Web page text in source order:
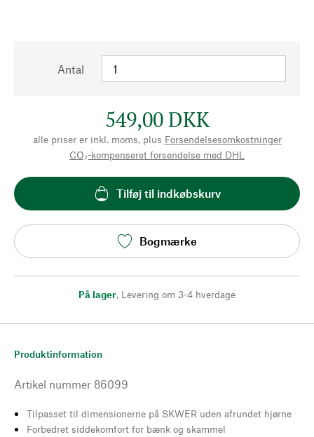
Antal
549,00 DKK
alle priser er inkl. moms, plus Forsendelsesomkostninger
CO₂-kompenseret forsendelse med DHL
Tilføj til indkøbskurv
Bogmærke
På lager, Levering om 3-4 hverdage
Produktinformation
Artikel nummer 86099
Tilpasset til dimensionerne på SKWER uden afrundet hjørne
Forbedret siddekomfort for bænk og skammel